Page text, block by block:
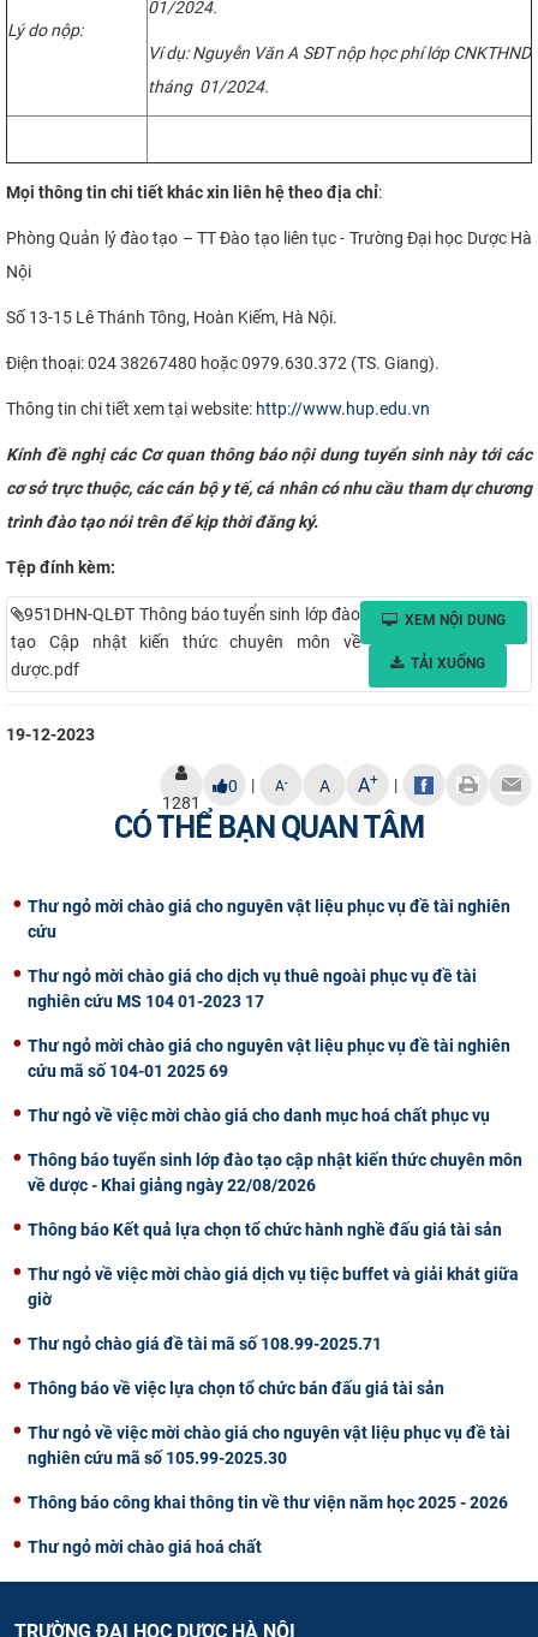
Lý do nộp:
01/2024.
Ví dụ: Nguyễn Văn A SĐT nộp học phí lớp CNKTHND
tháng 01/2024.
Mọi thông tin chi tiết khác xin liên hệ theo địa chỉ:
Phòng Quản lý đào tạo – TT Đào tạo liên tục - Trường Đại học Dược Hà
Nội
Số 13-15 Lê Thánh Tông, Hoàn Kiếm, Hà Nội.
Điện thoại: 024 38267480 hoặc 0979.630.372 (TS. Giang).
Thông tin chi tiết xem tại website: http://www.hup.edu.vn
Kính đề nghị các Cơ quan thông báo nội dung tuyển sinh này tới các
cơ sở trực thuộc, các cán bộ y tế, cá nhân có nhu cầu tham dự chương
trình đào tạo nói trên để kịp thời đăng ký.
Tệp đính kèm:
951DHN-QLĐT Thông báo tuyển sinh lớp đào
tạo Cập nhật kiến thức chuyên môn về
dược.pdf
XEM NỘI DUNG
TẢI XUỐNG
19-12-2023
1281
0 | A- A A+ |
CÓ THỂ BẠN QUAN TÂM
Thư ngỏ mời chào giá cho nguyên vật liệu phục vụ đề tài nghiên
cứu
Thư ngỏ mời chào giá cho dịch vụ thuê ngoài phục vụ đề tài
nghiên cứu MS 104 01-2023 17
Thư ngỏ mời chào giá cho nguyên vật liệu phục vụ đề tài nghiên
cứu mã số 104-01 2025 69
Thư ngỏ về việc mời chào giá cho danh mục hoá chất phục vụ
Thông báo tuyển sinh lớp đào tạo cập nhật kiến thức chuyên môn
về dược - Khai giảng ngày 22/08/2026
Thông báo Kết quả lựa chọn tổ chức hành nghề đấu giá tài sản
Thư ngỏ về việc mời chào giá dịch vụ tiệc buffet và giải khát giữa
giờ
Thư ngỏ chào giá đề tài mã số 108.99-2025.71
Thông báo về việc lựa chọn tổ chức bán đấu giá tài sản
Thư ngỏ về việc mời chào giá cho nguyên vật liệu phục vụ đề tài
nghiên cứu mã số 105.99-2025.30
Thông báo công khai thông tin về thư viện năm học 2025 - 2026
Thư ngỏ mời chào giá hoá chất
TRƯỜNG ĐẠI HỌC DƯỢC HÀ NỘI